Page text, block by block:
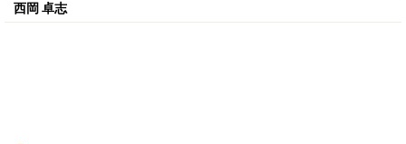
西岡 卓志